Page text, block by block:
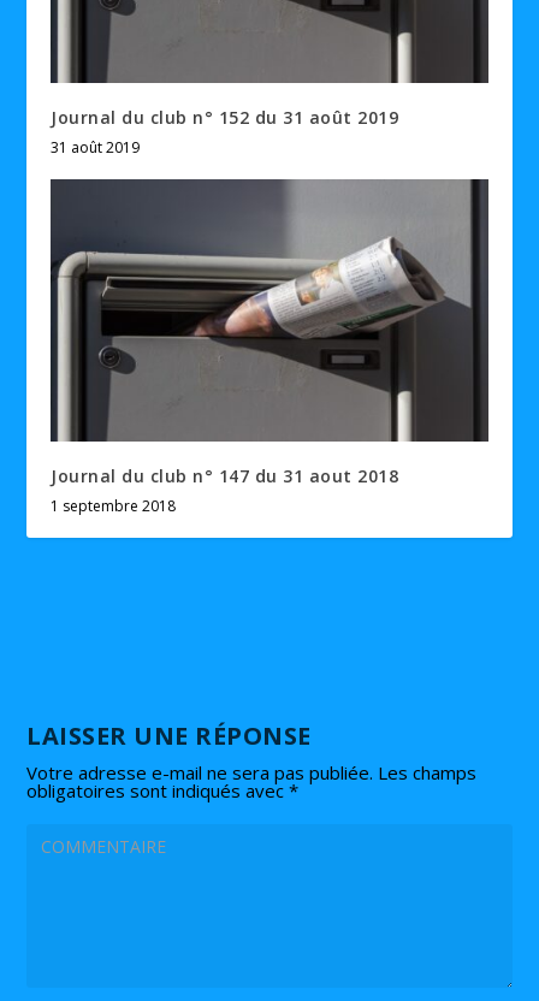
Journal du club n° 152 du 31 août 2019
31 août 2019
Journal du club n° 147 du 31 aout 2018
1 septembre 2018
LAISSER UNE RÉPONSE
Votre adresse e-mail ne sera pas publiée. Les champs
obligatoires sont indiqués avec*